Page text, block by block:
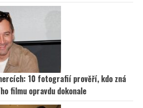
10 fotografií prověří, kdo zná
filmu opravdu dokonale